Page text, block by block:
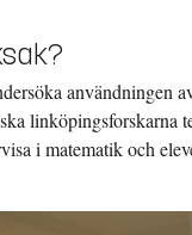
användningen
linköpingsforskarna
i matematik och